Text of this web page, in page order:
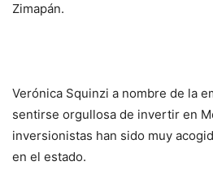
Zimapán.
Verónica Squinzi a nombre de la
sentirse orgullosa de invertir en
inversionistas han sido muy
en el estado.